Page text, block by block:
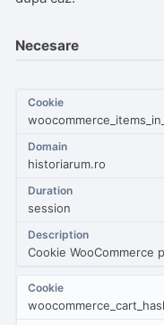
Necesare
historiarum.ro
session
Cookie WooCommerce